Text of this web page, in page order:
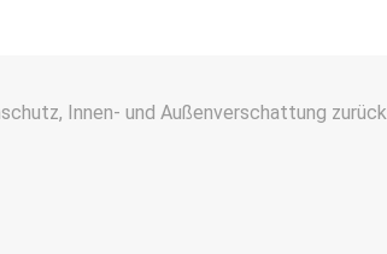
Innen- und Außenverschattung zurück.